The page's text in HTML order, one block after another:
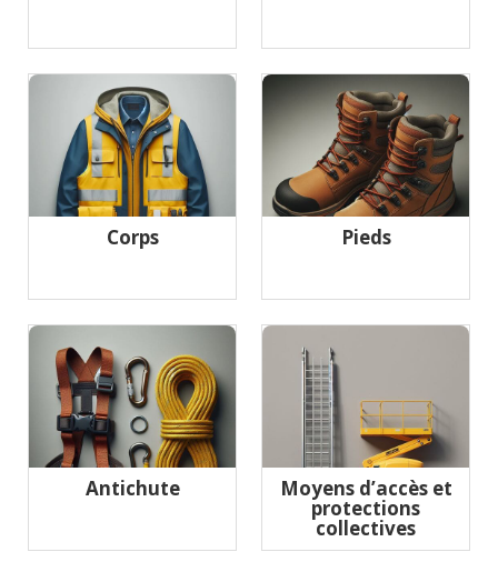
Corps Pieds
Antichute Moyens d’accès et
protections
collectives